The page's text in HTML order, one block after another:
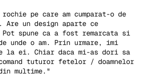
rochie pe care am cumparat-o de
un design aparte ce
spune ca a fost remarcata si
unde o am. Prin urmare, imi
la ei. Chiar daca mi-as dori sa
tuturor fetelor / doamnelor
multime."